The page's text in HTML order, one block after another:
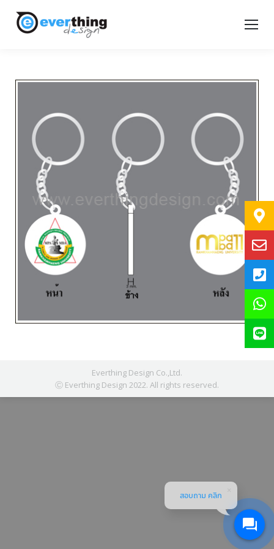
Everthing Design Co.,Ltd.
Ⓒ Everthing Design 2022. All rights reserved.
สอบถาม คลิก